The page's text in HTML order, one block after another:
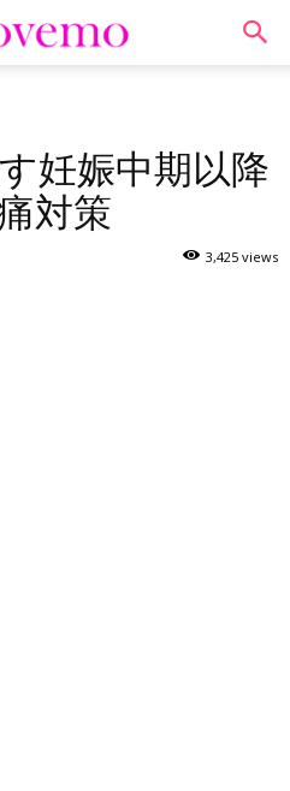
妊娠中期以降
対策
3,425 views